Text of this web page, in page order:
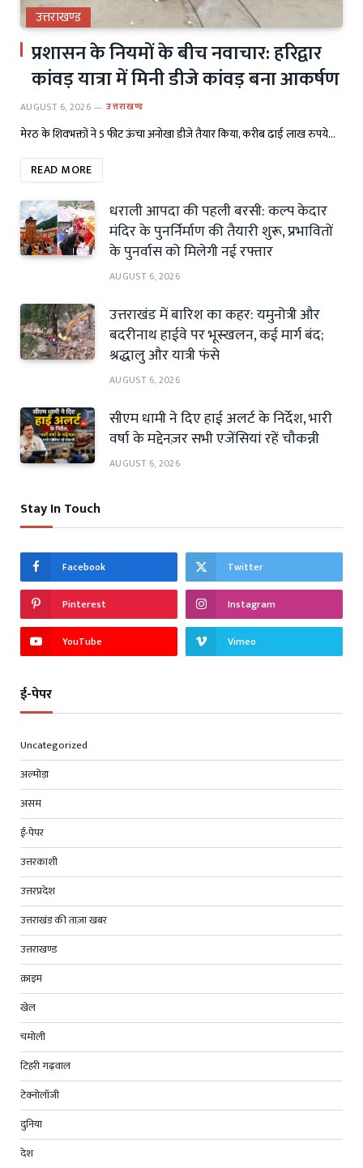
उत्तराखण्ड
प्रशासन के नियमों के बीच नवाचार: हरिद्वार
कांवड़ यात्रा में मिनी डीजे कांवड़ बना आकर्षण
AUGUST 6, 2026 उत्तराखण्ड
मेरठ के शिवभक्तों ने 5 फीट ऊंचा अनोखा डीजे तैयार किया, करीब ढाई लाख रुपये…
READ MORE
धराली आपदा की पहली बरसी: कल्प केदार
मंदिर के पुनर्निर्माण की तैयारी शुरू, प्रभावितों
के पुनर्वास को मिलेगी नई रफ्तार
AUGUST 6, 2026
उत्तराखंड में बारिश का कहर: यमुनोत्री और
बदरीनाथ हाईवे पर भूस्खलन, कई मार्ग बंद;
श्रद्धालु और यात्री फंसे
AUGUST 6, 2026
सीएम धामी ने दिए हाई अलर्ट के निर्देश, भारी
वर्षा के मद्देनज़र सभी एजेंसियां रहें चौकन्नी
AUGUST 6, 2026
Stay In Touch
Facebook Twitter
Pinterest Instagram
YouTube Vimeo
ई-पेपर
Uncategorized
अल्मोड़ा
असम
ई-पेपर
उत्तरकाशी
उत्तरप्रदेश
उत्तराखंड की ताज़ा खबर
उत्तराखण्ड
क्राइम
खेल
चमोली
टिहरी गढ़वाल
टेक्नोलॉजी
दुनिया
देश